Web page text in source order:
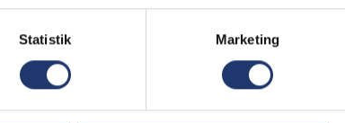
Statistik Marketing